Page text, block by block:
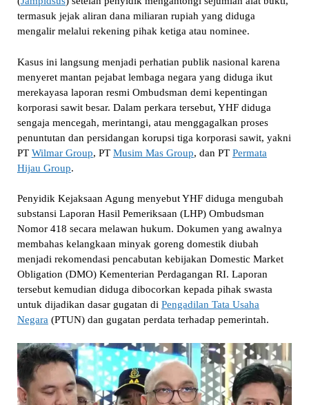
termasuk jejak aliran dana miliaran rupiah yang diduga
mengalir melalui rekening pihak ketiga atau nominee.
Kasus ini langsung menjadi perhatian publik nasional karena
menyeret mantan pejabat lembaga negara yang diduga ikut
merekayasa laporan resmi Ombudsman demi kepentingan
korporasi sawit besar. Dalam perkara tersebut, YHF diduga
sengaja mencegah, merintangi, atau menggagalkan proses
penuntutan dan persidangan korupsi tiga korporasi sawit, yakni
PT Wilmar Group, PT Musim Mas Group, dan PT Permata
Hijau Group.
Penyidik Kejaksaan Agung menyebut YHF diduga mengubah
substansi Laporan Hasil Pemeriksaan (LHP) Ombudsman
Nomor 418 secara melawan hukum. Dokumen yang awalnya
membahas kelangkaan minyak goreng domestik diubah
menjadi rekomendasi pencabutan kebijakan Domestic Market
Obligation (DMO) Kementerian Perdagangan RI. Laporan
tersebut kemudian diduga dibocorkan kepada pihak swasta
untuk dijadikan dasar gugatan di Pengadilan Tata Usaha
Negara (PTUN) dan gugatan perdata terhadap pemerintah.